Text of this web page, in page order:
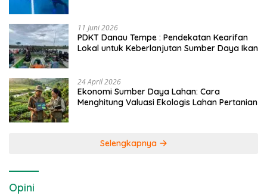
11 Juni 2026
PDKT Danau Tempe : Pendekatan Kearifan
Lokal untuk Keberlanjutan Sumber Daya Ikan
24 April 2026
Ekonomi Sumber Daya Lahan: Cara
Menghitung Valuasi Ekologis Lahan Pertanian
Selengkapnya
Opini